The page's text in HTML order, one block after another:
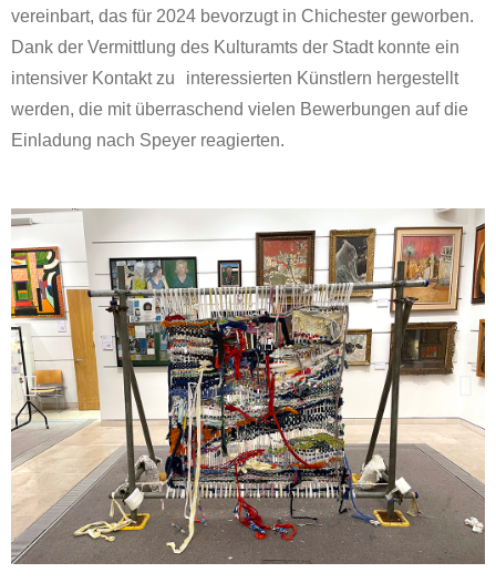
vereinbart, das für 2024 bevorzugt in Chichester geworben.
Dank der Vermittlung des Kulturamts der Stadt konnte ein
intensiver Kontakt zu
interessierten Künstlern hergestellt
werden, die mit überraschend vielen Bewerbungen auf die
Einladung nach Speyer reagierten.